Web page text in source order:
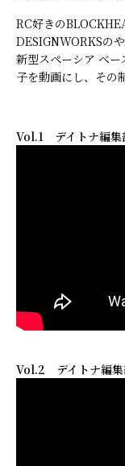
RC好きの
DESIGNWORKSの
新型スペーシア ベ
子を動画にし、その
Vol.1 デイトナ編集
Vol.2 デイトナ編集